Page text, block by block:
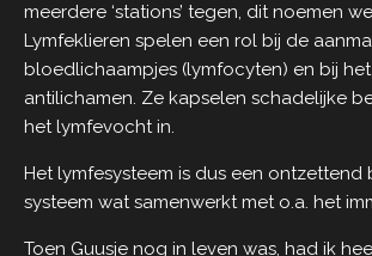
meerdere ‘stations’ tegen, dit noemen
Lymfeklieren spelen een rol bij de
bloedlichaampjes (lymfocyten) en bij
antilichamen. Ze kapselen schadelijke
het lymfevocht in.
Het lymfesysteem is dus een ontzettend
systeem wat samenwerkt met o.a. het
Toen Guusje nog in leven was, had ik